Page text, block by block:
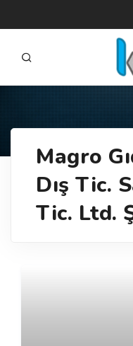
ÜRÜNLER
NASIL ÇALIŞIR?
Magro
Dış Tic.
Tic. Ltd.